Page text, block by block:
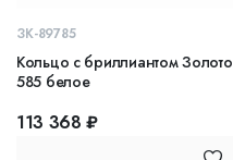
ЗК-89785
Кольцо с бриллиантом Золото
585 белое
113 368 ₽